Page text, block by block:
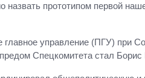
назвать прототипом первой
управление (ПГУ) при
Спецкомитета стал Борис